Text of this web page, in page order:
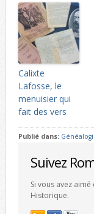
Calixte
Lafosse, le
menuisier qui
fait des vers
Publié dans:
Suivez
Si vous avez
Historique.